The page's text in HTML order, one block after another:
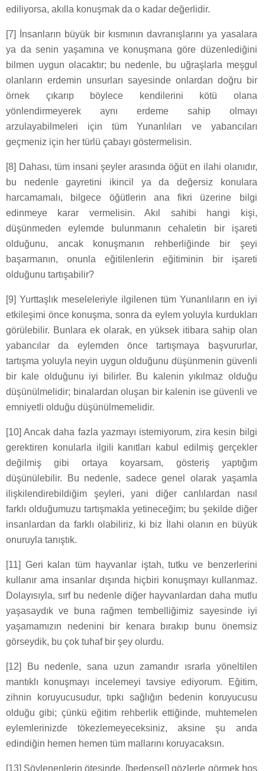
ediliyorsa, akılla konuşmak da o kadar değerlidir.
[7] İnsanların büyük bir kısmının davranışlarını ya yasalara
ya da senin yaşamına ve konuşmana göre düzenlediğini
bilmen uygun olacaktır; bu nedenle, bu uğraşlarla meşgul
olanların erdemin unsurları sayesinde onlardan doğru bir
örnek çıkarıp böylece kendilerini kötü olana
yönlendirmeyerek aynı erdeme sahip olmayı
arzulayabilmeleri için tüm Yunanlıları ve yabancıları
geçmeniz için her türlü çabayı göstermelisin.
[8] Dahası, tüm insani şeyler arasında öğüt en ilahi olanıdır,
bu nedenle gayretini ikincil ya da değersiz konulara
harcamamalı, bilgece öğütlerin ana fikri üzerine bilgi
edinmeye karar vermelisin. Akıl sahibi hangi kişi,
düşünmeden eylemde bulunmanın cehaletin bir işareti
olduğunu, ancak konuşmanın rehberliğinde bir şeyi
başarmanın, onunla eğitilenlerin eğitiminin bir işareti
olduğunu tartışabilir?
[9] Yurttaşlık meseleleriyle ilgilenen tüm Yunanlıların en iyi
etkileşimi önce konuşma, sonra da eylem yoluyla kurdukları
görülebilir. Bunlara ek olarak, en yüksek itibara sahip olan
yabancılar da eylemden önce tartışmaya başvururlar,
tartışma yoluyla neyin uygun olduğunu düşünmenin güvenli
bir kale olduğunu iyi bilirler. Bu kalenin yıkılmaz olduğu
düşünülmelidir; binalardan oluşan bir kalenin ise güvenli ve
emniyetli olduğu düşünülmemelidir.
[10] Ancak daha fazla yazmayı istemiyorum, zira kesin bilgi
gerektiren konularla ilgili kanıtları kabul edilmiş gerçekler
değilmiş gibi ortaya koyarsam, gösteriş yaptığım
düşünülebilir. Bu nedenle, sadece genel olarak yaşamla
ilişkilendirebildiğim şeyleri, yani diğer canlılardan nasıl
farklı olduğumuzu tartışmakla yetineceğim; bu şekilde diğer
insanlardan da farklı olabiliriz, ki biz İlahi olanın en büyük
onuruyla tanıştık.
[11] Geri kalan tüm hayvanlar iştah, tutku ve benzerlerini
kullanır ama insanlar dışında hiçbiri konuşmayı kullanmaz.
Dolayısıyla, sırf bu nedenle diğer hayvanlardan daha mutlu
yaşasaydık ve buna rağmen tembelliğimiz sayesinde iyi
yaşamamızın nedenini bir kenara bırakıp bunu önemsiz
görseydik, bu çok tuhaf bir şey olurdu.
[12] Bu nedenle, sana uzun zamandır ısrarla yöneltilen
mantıklı konuşmayı incelemeyi tavsiye ediyorum. Eğitim,
zihnin koruyucusudur, tıpkı sağlığın bedenin koruyucusu
olduğu gibi; çünkü eğitim rehberlik ettiğinde, muhtemelen
eylemlerinizde tökezlemeyeceksiniz, aksine şu anda
edindiğin hemen hemen tüm mallarını koruyacaksın.
[13] Söylenenlerin ötesinde, [bedensel] gözlerle görmek hoş